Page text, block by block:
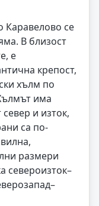
Каравелово се
В близост
е
крепост,
хълм по
има
и изток,
са по-
размери
североизток–